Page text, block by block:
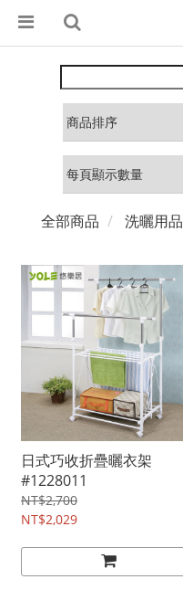
全部商品 洗曬用品
日式巧收折疊曬衣架
#1228011
NT$2,700
NT$2,029